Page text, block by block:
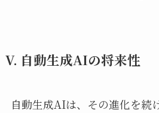
V. 自動生成AIの将来性
自動生成AIは、その進化を続